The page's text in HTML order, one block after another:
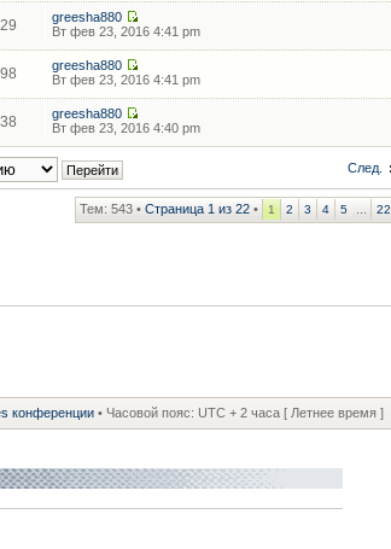
greesha880
Вт фев 23, 2016 4:41 pm
greesha880
Вт фев 23, 2016 4:41 pm
greesha880
Вт фев 23, 2016 4:40 pm
След.
Тем: 543 • Страница 1 из 22 • 1 2 3 4 5 22
конференции • Часовой пояс: UTC + 2 часа [ Летнее время ]